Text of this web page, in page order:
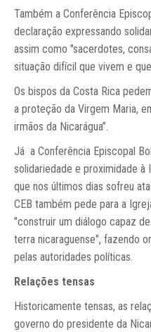
Também a Conferência
declaração expressando
assim como "sacerdotes,
situação difícil que vivem e
Os bispos da Costa Rica
a proteção da Virgem Maria,
irmãos da Nicarágua”.
Já a Conferência Episcopal
solidariedade e proximidade à
que nos últimos dias sofreu
CEB também pede para a
"construir um diálogo capaz
terra nicaraguense", fazendo
pelas autoridades políticas.
Relações tensas
Historicamente tensas, as
governo do presidente da